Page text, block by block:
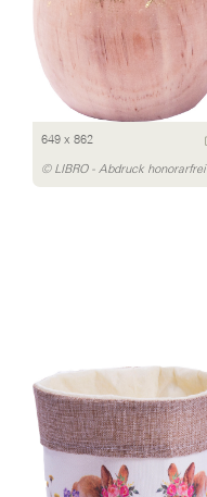
649 x 862
© LIBRO - Abdruck honorarfrei